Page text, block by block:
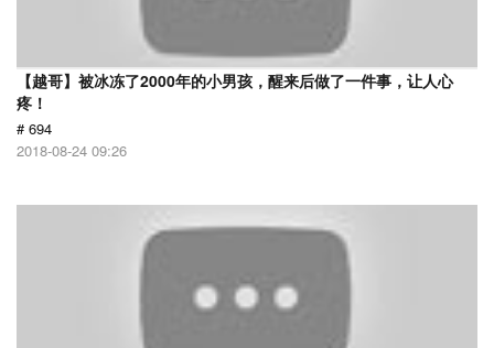
【越哥】被冰冻了2000年的小男孩，醒来后做了一件事，让人心
疼！
# 694
2018-08-24 09:26